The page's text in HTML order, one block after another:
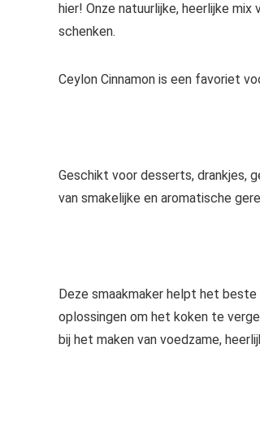
hier! Onze natuurlijke, heerlijke
schenken.
Ceylon Cinnamon is een favoriet
Geschikt voor desserts, drankjes,
van smakelijke en aromatische
Deze smaakmaker helpt het
oplossingen om het koken te
bij het maken van voedzame,